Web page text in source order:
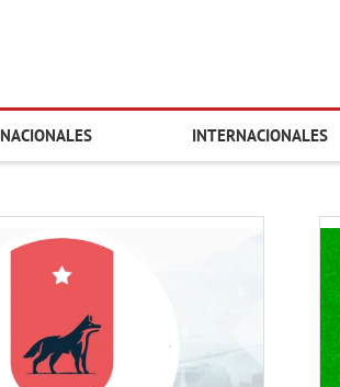
NACIONALES INTERNACIONALES